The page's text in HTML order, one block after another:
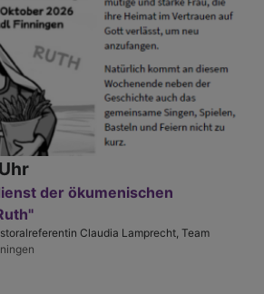
der ökumenischen
Claudia Lamprecht, Team